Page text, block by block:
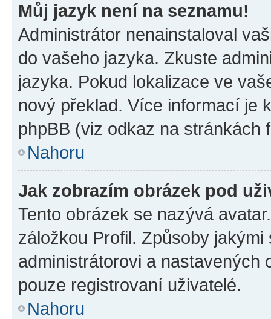
Můj jazyk není na seznamu!
Administrátor nenainstaloval
do vašeho jazyka. Zkuste
jazyka. Pokud lokalizace ve
nový překlad. Více informací je
phpBB (viz odkaz na stránkách
Nahoru
Jak zobrazím obrázek pod
Tento obrázek se nazývá
záložkou Profil. Způsoby
administrátorovi a nastavených
pouze registrovaní uživatelé.
Nahoru